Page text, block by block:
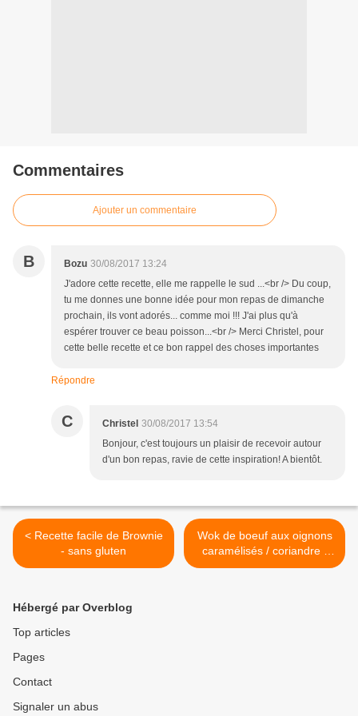
Commentaires
Ajouter un commentaire
B Bozu 30/08/2017 13:24
J'adore cette recette, elle me rappelle le sud ...<br /> Du coup,
tu me donnes une bonne idée pour mon repas de dimanche
prochain, ils vont adorés... comme moi !!! J'ai plus qu'à
espérer trouver ce beau poisson...<br /> Merci Christel, pour
cette belle recette et ce bon rappel des choses importantes
Répondre
C Christel 30/08/2017 13:54
Bonjour, c'est toujours un plaisir de recevoir autour
d'un bon repas, ravie de cette inspiration! A bientôt.
< Recette facile de Brownie
- sans gluten
Wok de boeuf aux oignons
caramélisés / coriandre /
cacahuètes >
Hébergé par Overblog
Top articles
Pages
Contact
Signaler un abus